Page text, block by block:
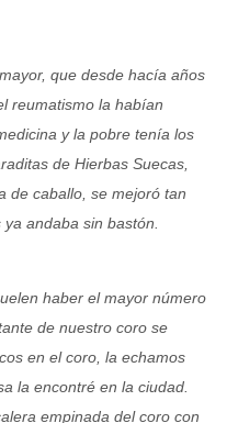
que desde hacía años
reumatismo la habían
y la pobre tenía los
de Hierbas Suecas,
de caballo, se mejoró tan
andaba sin bastón.
haber el mayor número
de nuestro coro se
en el coro, la echamos
la encontré en la ciudad.
empinada del coro con